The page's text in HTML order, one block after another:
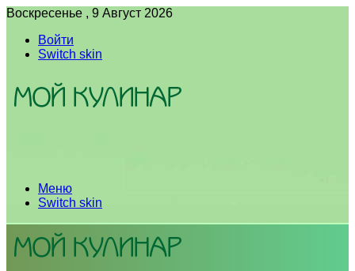
Воскресенье , 9 Август 2026
Войти
Switch skin
Меню
Switch skin